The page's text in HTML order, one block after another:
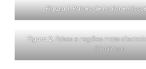
Figura 1. Paises de maior
Figura 2. Países e regiões maiss
Climáticas